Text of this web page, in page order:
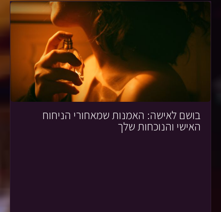
בושם לאישה: האמנות שמאחורי הניחוח
האישי והנוכחות שלך